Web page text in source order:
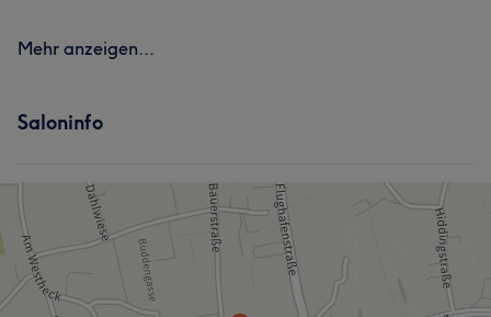
Mehr anzeigen...
Saloninfo